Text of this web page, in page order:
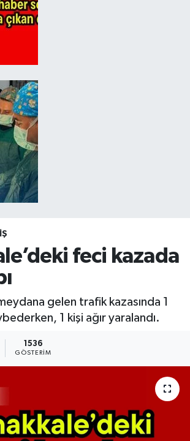
feci kazada
gelen trafik kazasında 1
1 kişi ağır yaralandı.
1536
GÖSTERIM